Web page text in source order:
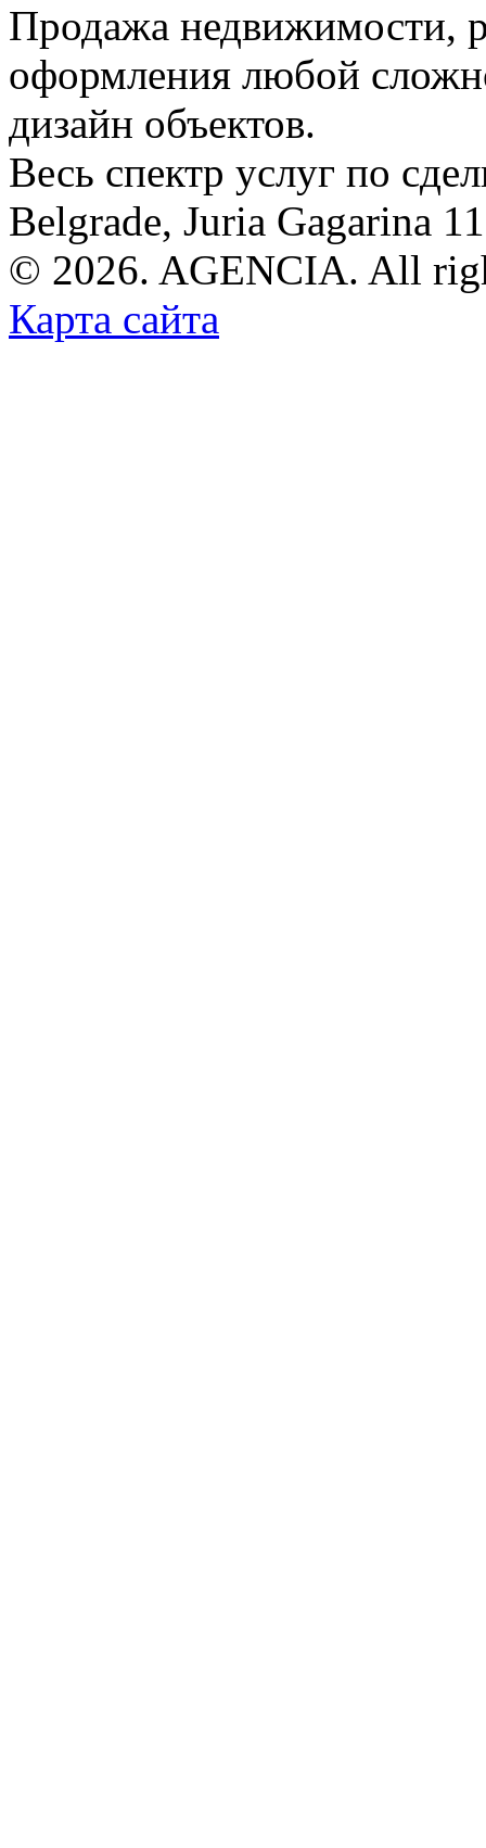
Продажа недвижимости,
оформления любой
дизайн объектов.
Весь спектр услуг по
Belgrade, Juria Gagarina
© 2026. AGENCIA. All
Карта сайта